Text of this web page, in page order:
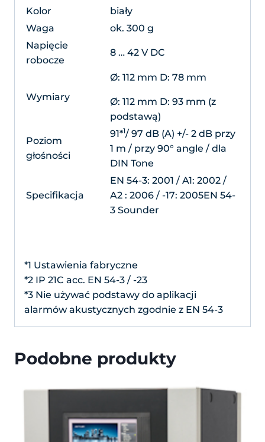
Kolor
biały
Waga
ok. 300 g
Napięcie
robocze
8 … 42 V DC
Wymiary
Ø: 112 mm D: 78 mm
Ø: 112 mm D: 93 mm (z
podstawą)
Poziom
głośności
91*1/ 97 dB (A) +/- 2 dB przy
1 m / przy 90° angle / dla
DIN Tone
Specifikacja
EN 54-3: 2001 / A1: 2002 /
A2 : 2006 / -17: 2005EN 54-
3 Sounder
*1 Ustawienia fabryczne
*2 IP 21C acc. EN 54-3 / -23
*3 Nie używać podstawy do aplikacji
alarmów akustycznych zgodnie z EN 54-3
Podobne produkty